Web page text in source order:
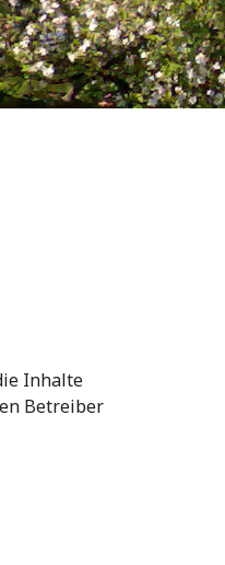
Inhalte
Betreiber